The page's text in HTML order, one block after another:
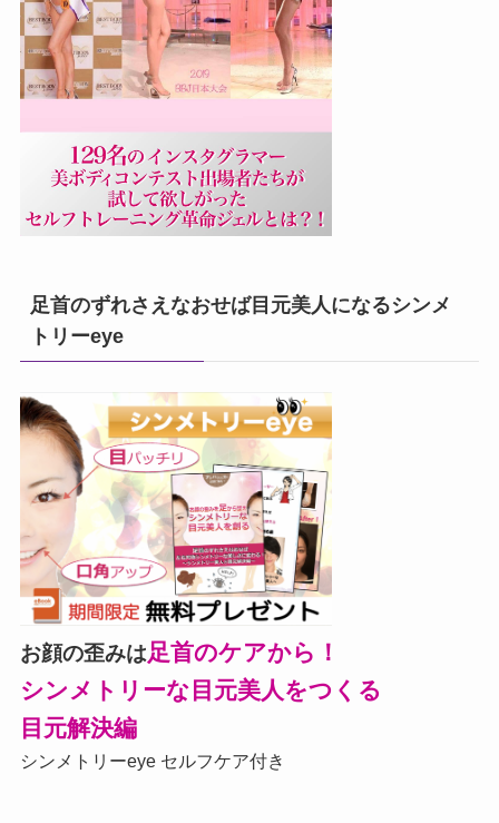
足首のずれさえなおせば目元美人になるシンメ
トリーeye
お顔の歪みは足首のケアから！
シンメトリーな目元美人をつくる
目元解決編
シンメトリーeye セルフケア付き